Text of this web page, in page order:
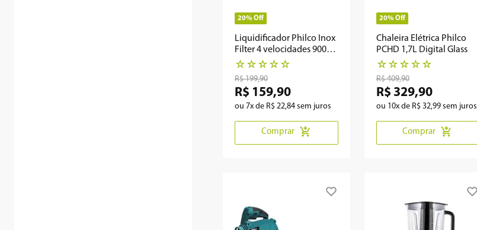
20%Off
Liquidificador Philco Inox
Filter 4 velocidades 900W
Preto
☆ ☆ ☆ ☆ ☆
R$ 199,90
R$ 159,90
ou 7x de R$ 22,84 sem juros
Comprar
20% Off
Chaleira Elétrica Philco
PCHD 1,7L Digital Glass
☆ ☆ ☆ ☆ ☆
R$ 409,90
R$ 329,90
ou 10x de R$ 32,99sem juros
Comprar